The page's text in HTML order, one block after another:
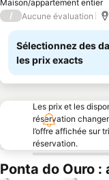
Maison/appartement entier
/ Aucune évaluation
Sélectionnez des
les prix exacts
Les prix et les
réservation
l’offre affichée sur
réservation.
Ponta do Ouro